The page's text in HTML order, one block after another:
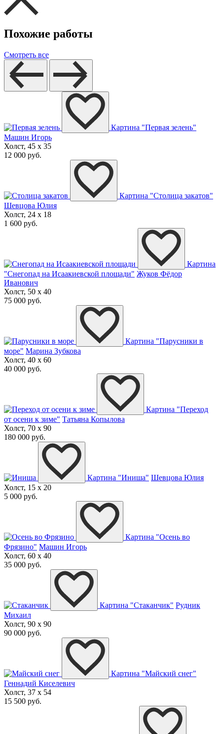
Похожие работы
Смотреть все
Картина "Первая зелень"
Машин Игорь
Холст, 45 x 35
12 000 руб.
Картина "Столица закатов"
Шевцова Юлия
Холст, 24 x 18
1 600 руб.
Картина
"Снегопад на Исаакиевской площади" Жуков Фёдор
Иванович
Холст, 50 x 40
75 000 руб.
Картина "Парусники в
море" Марина Зубкова
Холст, 40 x 60
40 000 руб.
Картина "Переход
от осени к зиме" Татьяна Копылова
Холст, 70 x 90
180 000 руб.
Картина "Иниша" Шевцова Юлия
Холст, 15 x 20
5 000 руб.
Картина "Осень во
Фрязино" Машин Игорь
Холст, 60 x 40
35 000 руб.
Картина "Стаканчик" Рудник
Михаил
Холст, 90 x 90
90 000 руб.
Картина "Майский снег"
Геннадий Киселевич
Холст, 37 x 54
15 500 руб.